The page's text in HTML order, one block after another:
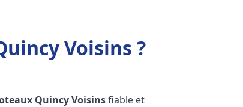
Voisins ?
Quincy Voisinsfiable et